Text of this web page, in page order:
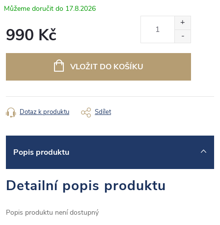
17.8.2026
990 Kč
VLOŽIT DO KOŠÍKU
Dotaz k produktu Sdílet
Popis produktu
Detailní popis produktu
Popis produktu není dostupný